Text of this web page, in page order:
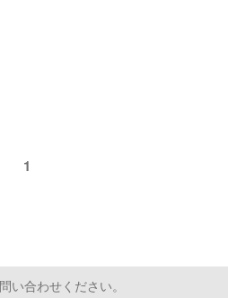
1
い合わせください。